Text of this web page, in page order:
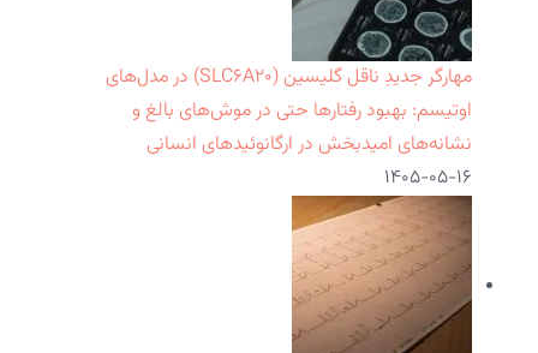
مهارگر جدیدِ ناقل گلیسین (SLC۶A۲۰) در مدل‌های
اوتیسم: بهبود رفتارها حتی در موش‌های بالغ و
نشانه‌های امیدبخش در ارگانوئیدهای انسانی
۱۴۰۵-۰۵-۱۶